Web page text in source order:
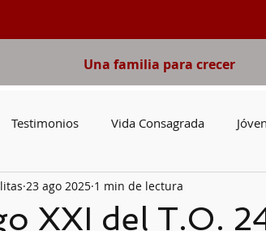
Una familia para crecer
Testimonios Vida Consagrada
del Domingo Pobreza
XXI del T.O.
23 ago 2025 1 min de lectura